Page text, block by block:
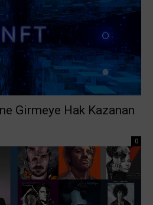
Girmeye Hak Kazanan
0